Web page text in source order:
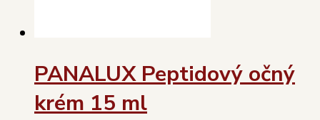
PANALUX Peptidový očný
krém 15 ml